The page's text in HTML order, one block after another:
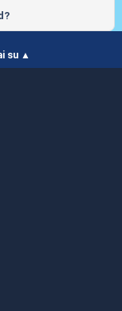
su ▲